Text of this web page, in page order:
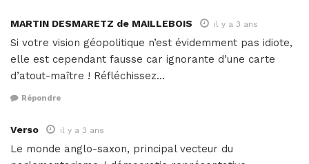
MARTIN DESMARETZ de MAILLEBOIS il y a 3 ans
Si votre vision géopolitique n’est évidemment pas idiote,
elle est cependant fausse car ignorante d’une carte
d’atout-maître ! Réfléchissez…
Répondre
Verso il y a 3 ans
Le monde anglo-saxon, principal vecteur du